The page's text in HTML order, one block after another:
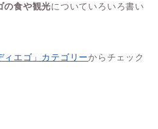
の食や観光についていろいろ書い
ィエゴ」カテゴリーからチェック